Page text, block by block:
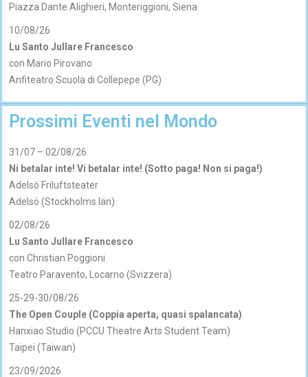
Piazza Dante Alighieri, Monteriggioni, Siena
10/08/26
Lu Santo Jullare Francesco
con Mario Pirovano
Anfiteatro Scuola di Collepepe (PG)
Prossimi Eventi nel Mondo
31/07 – 02/08/26
Ni betalar inte! Vi betalar inte! (Sotto paga! Non si paga!)
Adelsö Friluftsteater
Adelsö (Stockholms län)
02/08/26
Lu Santo Jullare Francesco
con Christian Poggioni
Teatro Paravento, Locarno (Svizzera)
25-29-30/08/26
The Open Couple (Coppia aperta, quasi spalancata)
Hanxiao Studio (PCCU Theatre Arts Student Team)
Taipei (Taiwan)
23/09/2026